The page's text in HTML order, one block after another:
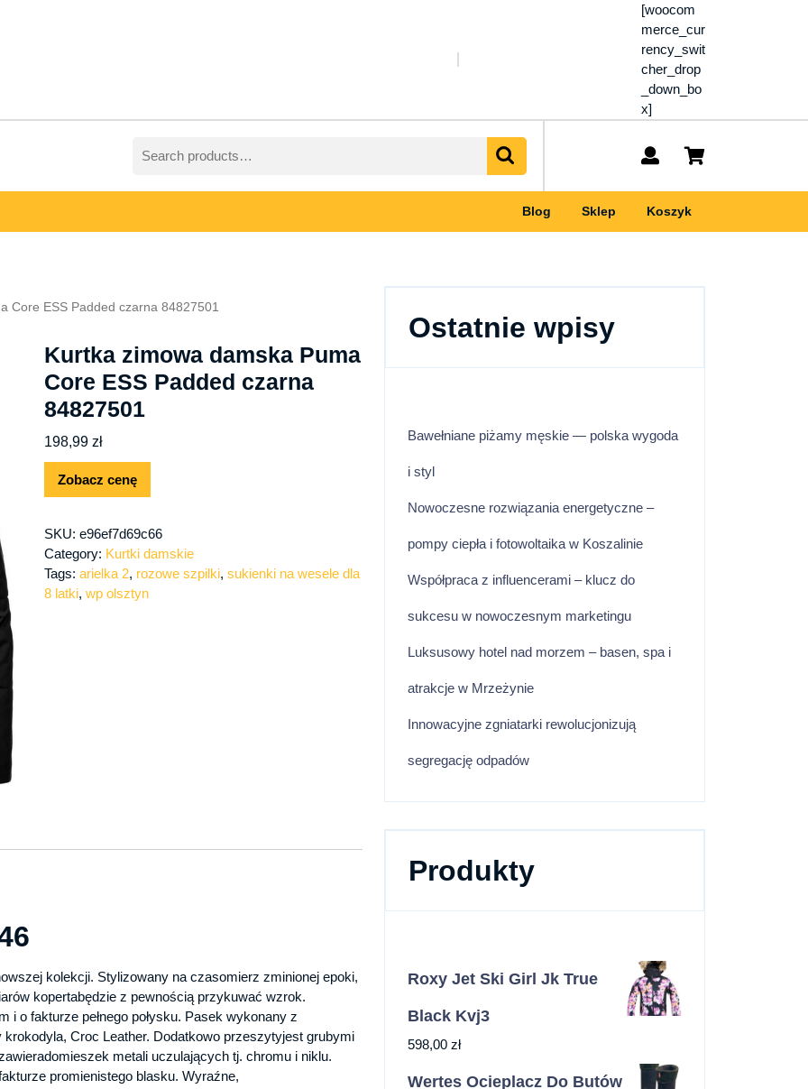
[woocom
merce_cur
rency_swit
cher_drop
_down_bo
x]
for:
My
Blog Sklep Koszyk
Core ESS Padded czarna 84827501
Kurtka zimowa damska Puma
Core ESS Padded czarna
84827501
198,99 zł
Zobacz cenę
SKU: e96ef7d69c66
Category: Kurtki damskie
Tags: arielka 2, rozowe szpilki, sukienki na wesele dla
8 latki, wp olsztyn
kolekcji. Stylizowany na czasomierz zminionej epoki,
kopertabędzie z pewnością przykuwać wzrok.
o fakturze pełnego połysku. Pasek wykonany z
Croc Leather. Dodatkowo przeszytyjest grubymi
metali uczulających tj. chromu i niklu.
promienistego blasku. Wyraźne,
Ostatnie wpisy
Bawełniane piżamy męskie — polska wygoda
i styl
Nowoczesne rozwiązania energetyczne –
pompy ciepła i fotowoltaika w Koszalinie
Współpraca z influencerami – klucz do
sukcesu w nowoczesnym marketingu
Luksusowy hotel nad morzem – basen, spa i
atrakcje w Mrzeżynie
Innowacyjne zgniatarki rewolucjonizują
segregację odpadów
Produkty
Roxy Jet Ski Girl Jk True
Black Kvj3
598,00 zł
Wertes Ocieplacz Do Butów